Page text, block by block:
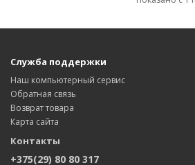
Служба поддержки
Наш компьютерный сервис
Обратная связь
Возврат товара
Карта сайта
Контакты
+375(29) 80 80 317